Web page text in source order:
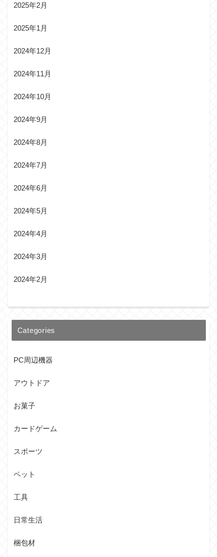
2025年2月
2025年1月
2024年12月
2024年11月
2024年10月
2024年9月
2024年8月
2024年7月
2024年6月
2024年5月
2024年4月
2024年3月
2024年2月
Categories
PC周辺機器
アウトドア
お菓子
カードゲーム
スポーツ
ペット
工具
日常生活
梱包材